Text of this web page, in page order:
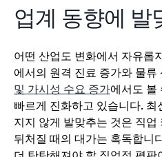
업계 동향에 발
어떤 산업도 변화에서 자유롭
에서의 원격 진료 증가와 물류
및 가시성 수요 증가에서도 볼
빠르게 진화하고 있습니다.
지지 않게 발맞추는 것은 직
뒤처질 때의 대가는 혹독합니